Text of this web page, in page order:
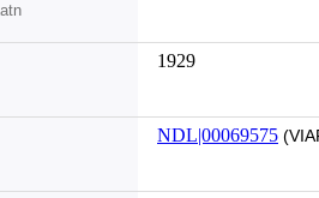
1929
NDL|00069575